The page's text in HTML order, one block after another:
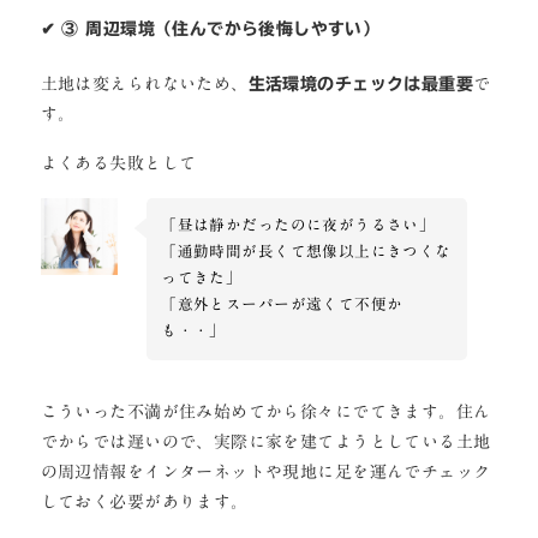
✔ ③ 周辺環境（住んでから後悔しやすい）
土地は変えられないため、 生活環境のチェックは最重要で
す。
よくある失敗として
「昼は静かだったのに夜がうるさい」
「通勤時間が長くて想像以上にきつくな
ってきた」
「意外とスーパーが遠くて不便か
も・・」
こういった不満が住み始めてから徐々にでてきます。住ん
でからでは遅いので、実際に家を建てようとしている土地
の周辺情報をインターネットや現地に足を運んでチェック
しておく必要があります。